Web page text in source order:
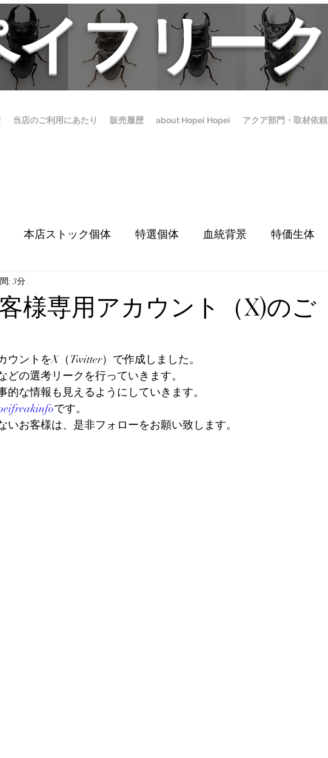
イフリーク
当店のご利用にあたり 販売履歴 about Hopei Hopei アクア部門・取材依頼
本店ストック個体 特選個体 血統背景 特価生体
方法
形コンテスト Hopei of the Year 2026
客様専用アカウント（X)のご
: 3分
ントをX（Twitter）で作成しました。
どの選考リークを行っていきます。
な情報も見えるようにしていきます。
です。
いお客様は、是非フォローをお願い致します。